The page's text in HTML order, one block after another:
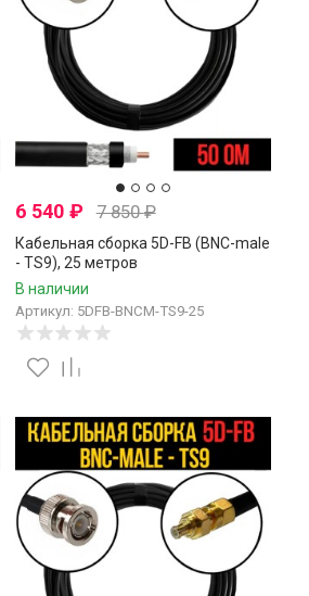
6 540₽ 7 850₽
Кабельная сборка 5D-FB (BNC-male
- TS9), 25 метров
В наличии
Артикул: 5DFB-BNCM-TS9-25